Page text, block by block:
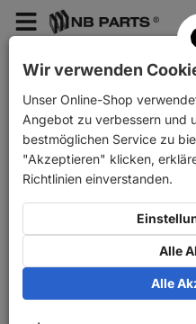
Menü
PKW
Zurück PKW Ersatzteile
Wir verwenden
Unser Online-Shop
Angebot zu verbessern und
bestmöglichen Service zu
"Akzeptieren" klicken,
Richtlinien einverstanden.
Alle
Alle